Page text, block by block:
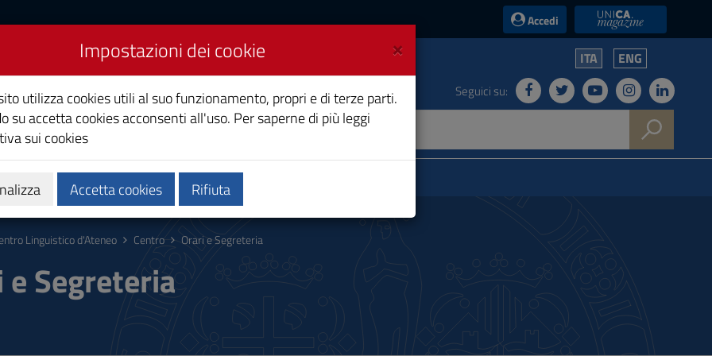
Accedi UniCA News
d'Ateneo
ITA ENG
Seguici su:
e selezioni
Linguistico d'Ateneo Centro Orari e Segreteria
e Segreteria
×
Impostazioni dei cookie
utilizza cookies utili al suo funzionamento, propri e di terze parti.
su accetta cookies acconsenti all'uso. Per saperne di più leggi
sui cookies
Accetta cookies Rifiuta